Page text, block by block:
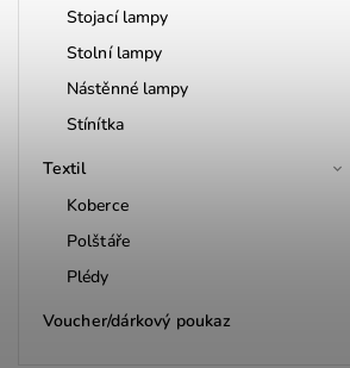
Stojací lampy
Stolní lampy
Nástěnné lampy
Stínítka
Textil
Koberce
Polštáře
Plédy
Voucher/dárkový poukaz